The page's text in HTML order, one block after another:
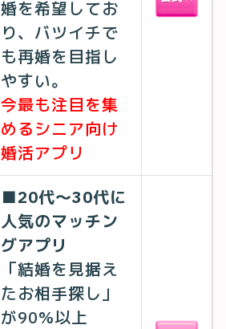
婚を希望してお
り、バツイチで
も再婚を目指し
やすい。
今最も注目を集
めるシニア向け
婚活アプリ
■20代〜30代に
人気のマッチン
グアプリ
「結婚を見据え
たお相手探し」
が90%以上